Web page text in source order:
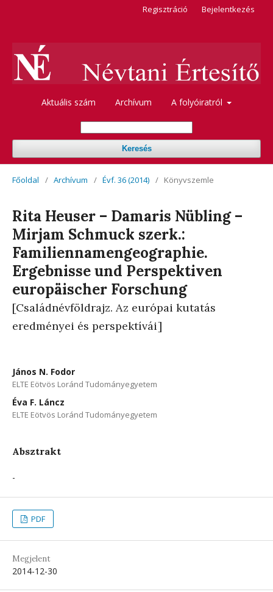
Aktuális szám Archívum A folyóiratról
Keresés
Regisztráció Bejelentkezés
Főoldal / Archívum / Évf. 36 (2014) / Könyvszemle
Rita Heuser – Damaris Nübling –
Mirjam Schmuck szerk.:
Familiennamengeographie.
Ergebnisse und Perspektiven
europäischer Forschung
[Családnévföldrajz. Az európai kutatás
eredményei és perspektívái]
János N. Fodor
ELTE Eötvös Loránd Tudományegyetem
Éva F. Láncz
ELTE Eötvös Loránd Tudományegyetem
Absztrakt
-
PDF
Megjelent
2014-12-30